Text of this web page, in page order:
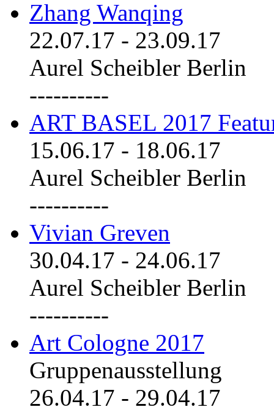
Zhang Wanqing
22.07.17 - 23.09.17
Aurel Scheibler Berlin
----------
ART BASEL 2017
15.06.17 - 18.06.17
Aurel Scheibler Berlin
----------
Vivian Greven
30.04.17 - 24.06.17
Aurel Scheibler Berlin
----------
Art Cologne 2017
Gruppenausstellung
26.04.17 - 29.04.17